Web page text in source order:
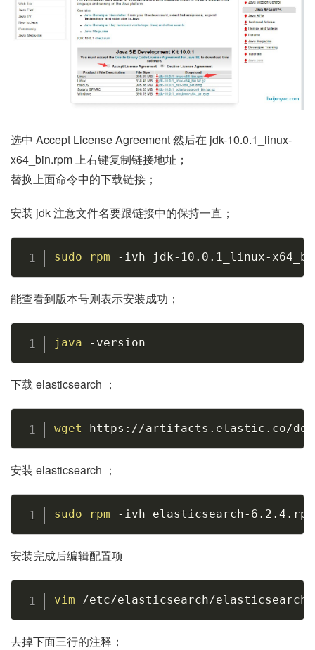
选中 Accept License Agreement 然后在 jdk-10.0.1_linux-
x64_bin.rpm 上右键复制链接地址；
替换上面命令中的下载链接；
安装 jdk 注意文件名要跟链接中的保持一直；
sudo rpm -ivh jdk-10.0.1_linux- Copy
能查看到版本号则表示安装成功；
java -version
下载 elasticsearch ；
wget https://artifacts.elastic.co/ Copy
安装 elasticsearch ；
sudo rpm -ivh elasticsearch-6.2.4.rpm
Copy
安装完成后编辑配置项
vim /etc/elasticsearch/
去掉下面三行的注释；